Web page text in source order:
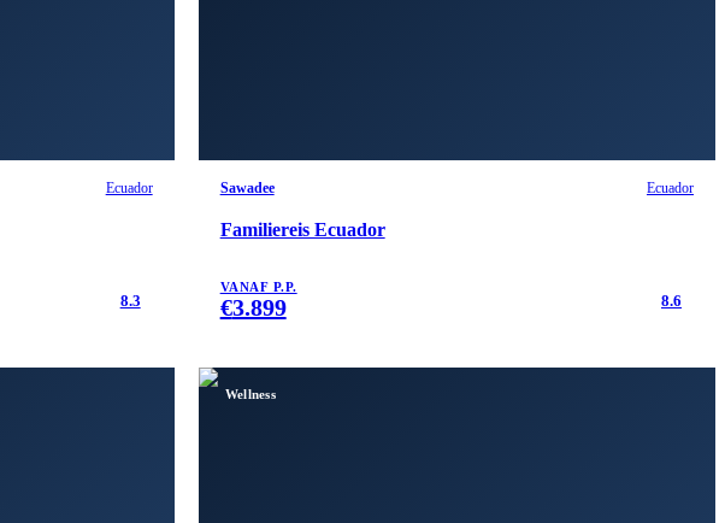
Ecuador
8.3
Sawadee Ecuador
Familiereis Ecuador
VANAF P.P.
€3.899 8.6
Wellness